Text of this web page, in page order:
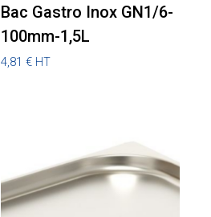
Bac Gastro Inox GN1/6-
100mm-1,5L
4,81 € HT